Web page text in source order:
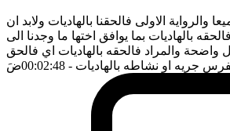
والرواية الاولى فالحقنا بالهاديات ولابد ان
بالهاديات بما يوافق اختها ما وجدنا الى
واضحة والمراد فالحقه بالهاديات اي فالحق
جريه او نشاطه بالهاديات - 00:02:48 ضَ